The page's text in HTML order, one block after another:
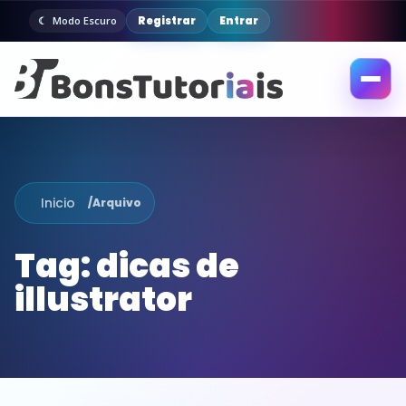
Modo Escuro Registrar Entrar
Abrir
Inicio /Arquivo
Tag:dicas de
illustrator